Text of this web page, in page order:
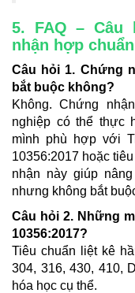
5. FAQ – Câu
nhận hợp
Câu hỏi 1. Chứng
bắt buộc không?
Không. Chứng
nghiệp có thể thực
mình phù hợp với
10356:2017 hoặc
nhận này giúp
nhưng không bắt
Câu hỏi 2. Những
10356:2017?
Tiêu chuẩn liệt kê
304, 316, 430, 410,
hóa học cụ thể.